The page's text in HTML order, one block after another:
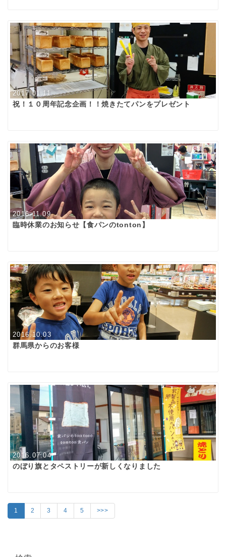
2017.01.11
祝！１０周年記念企画！！焼きたてパンをプレゼント
2016.11.09
臨時休業のお知らせ【食パンのtonton】
2016.10.03
群馬県からのお客様
2016.07.04
のぼり旗とタペストリーが新しくなりました
1 2 3 4 5 >>>